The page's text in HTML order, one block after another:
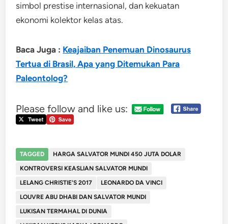
simbol prestise internasional, dan kekuatan
ekonomi kolektor kelas atas.
Baca Juga : Keajaiban Penemuan Dinosaurus
Tertua di Brasil, Apa yang Ditemukan Para
Paleontolog?
Please follow and like us:
TAGGED
HARGA SALVATOR MUNDI 450 JUTA DOLAR
KONTROVERSI KEASLIAN SALVATOR MUNDI
LELANG CHRISTIE'S 2017
LEONARDO DA VINCI
LOUVRE ABU DHABI DAN SALVATOR MUNDI
LUKISAN TERMAHAL DI DUNIA